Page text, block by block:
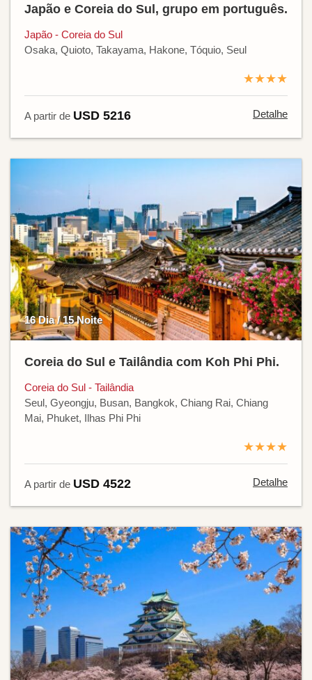
Japão e Coreia do Sul, grupo em português.
Japão - Coreia do Sul
Osaka, Quioto, Takayama, Hakone, Tóquio, Seul
★★★★
A partir de USD 5216 Detalhe
16 Dia / 15 Noite
Coreia do Sul e Tailândia com Koh Phi Phi.
Coreia do Sul - Tailândia
Seul, Gyeongju, Busan, Bangkok, Chiang Rai, Chiang
Mai, Phuket, Ilhas Phi Phi
★★★★
A partir de USD 4522 Detalhe